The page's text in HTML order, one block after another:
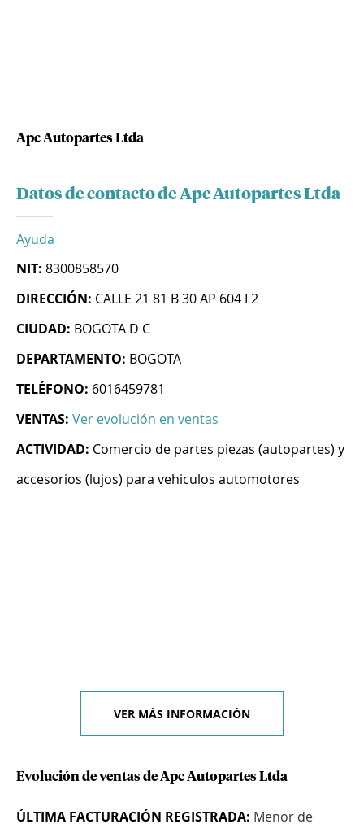
Apc Autopartes Ltda
Datos de contacto de Apc Autopartes Ltda
Ayuda
NIT: 8300858570
DIRECCIÓN: CALLE 21 81 B 30 AP 604 I 2
CIUDAD: BOGOTA D C
DEPARTAMENTO: BOGOTA
TELÉFONO: 6016459781
VENTAS: Ver evolución en ventas
ACTIVIDAD: Comercio de partes piezas (autopartes) y
accesorios (lujos) para vehiculos automotores
VER MÁS INFORMACIÓN
Evolución de ventas de Apc Autopartes Ltda
ÚLTIMA FACTURACIÓN REGISTRADA: Menor de